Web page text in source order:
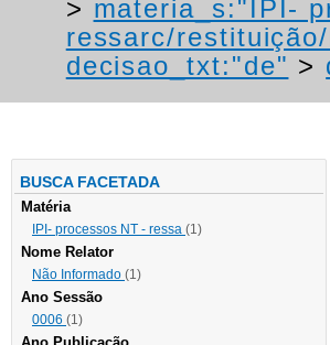
> materia_s:"IPI-
ressarc/
decisao_txt:"de" >
BUSCA FACETADA
Matéria
IPI- processos NT - ressa (1)
Nome Relator
Não Informado (1)
Ano Sessão
0006 (1)